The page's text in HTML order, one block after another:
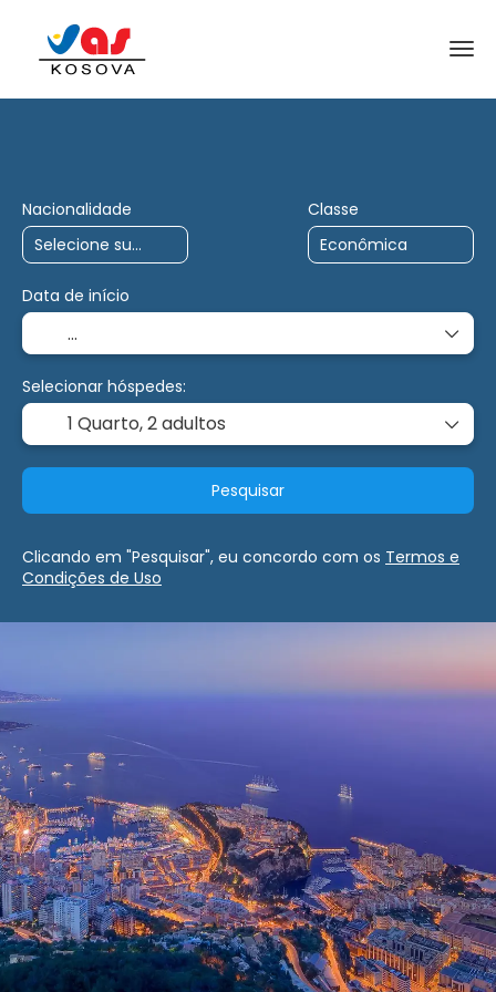
Nacionalidade Classe
Data de início
Selecionar hóspedes:
1 Quarto,2 adultos
Pesquisar
Clicando em "Pesquisar", eu concordo com os Termos e
Condições de Uso